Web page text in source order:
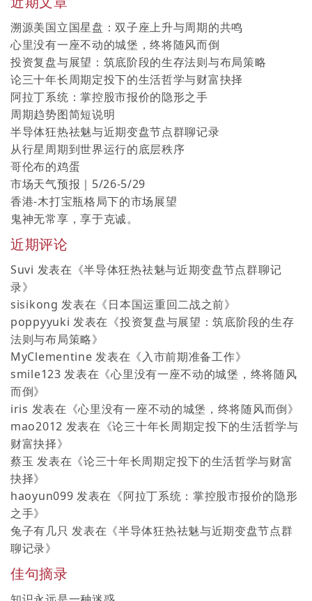
溯源美国立国星盘：双子座上升与周期的共鸣
心里没有一座不动的城堡，终将随风而倒
投资复盘与展望：筑底阶段的生存法则与布局策略
论三十年长周期定投下的生活哲学与财富抉择
阿拉丁系统：掌控股市报价的隐形之手
周期趋势图简短说明
半导体狂热祛魅与近期变盘节点群聊记录
从行星周期到世界运行的底层秩序
哥伦布的鸡蛋
市场天气预报｜5/26-5/29
香港-木打宝瓶格局下的市场展望
鬼神无常享，享于克诚。
近期评论
Suvi 发表在《半导体狂热祛魅与近期变盘节点群聊记
录》
sisikong 发表在《日本国运重回二战之前》
poppyyuki 发表在《投资复盘与展望：筑底阶段的生存
法则与布局策略》
MyClementine 发表在《入市前期准备工作》
smile123 发表在《心里没有一座不动的城堡，终将随风
而倒》
iris 发表在《心里没有一座不动的城堡，终将随风而倒》
mao2012 发表在《论三十年长周期定投下的生活哲学与
财富抉择》
蔡玉 发表在《论三十年长周期定投下的生活哲学与财富
抉择》
haoyun099 发表在《阿拉丁系统：掌控股市报价的隐形
之手》
兔子有几只 发表在《半导体狂热祛魅与近期变盘节点群
聊记录》
佳句摘录